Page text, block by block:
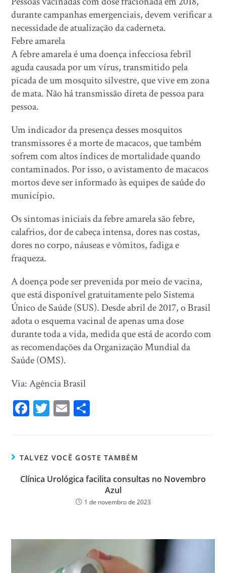
durante campanhas emergenciais, devem verificar a
necessidade de atualização da caderneta.
Febre amarela
A febre amarela é uma doença infecciosa febril
aguda causada por um vírus, transmitido pela
picada de um mosquito silvestre, que vive em zona
de mata. Não há transmissão direta de pessoa para
pessoa.
Um indicador da presença desses mosquitos
transmissores é a morte de macacos, que também
sofrem com altos índices de mortalidade quando
contaminados. Por isso, o avistamento de macacos
mortos deve ser informado às equipes de saúde do
município.
Os sintomas iniciais da febre amarela são febre,
calafrios, dor de cabeça intensa, dores nas costas,
dores no corpo, náuseas e vômitos, fadiga e
fraqueza.
A doença pode ser prevenida por meio de vacina,
que está disponível gratuitamente pelo Sistema
Único de Saúde (SUS). Desde abril de 2017, o Brasil
adota o esquema vacinal de apenas uma dose
durante toda a vida, medida que está de acordo com
as recomendações da Organização Mundial da
Saúde (OMS).
Via: Agência Brasil
Fa
ok
T
er
E
TALVEZ VOCÊ GOSTE TAMBÉM
Clínica Urológica facilita consultas no Novembro
Azul
1 de novembro de 2023